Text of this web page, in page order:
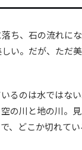
ち、石の流れに
い。だが、ただ
るのは水ではな
の川と地の川。
、どこか切れてい